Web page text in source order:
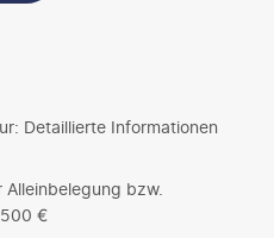
Detaillierte Informationen
bzw.
€